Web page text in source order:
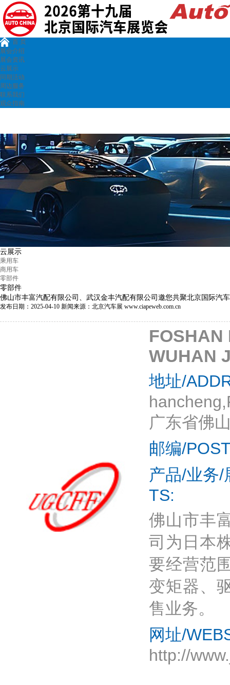
首 页
展会介绍
展会资讯
云展示
同期活动
周边服务
联系我们
观众指南
云展示
乘用车
商用车
零部件
零部件
佛山市丰富汽配有限公司、武汉金丰汽配有限公司邀您共聚北京国际汽
发布日期：2025-04-10 新闻来源：北京汽车展 www.ciapeweb.com.cn
FOSHAN
WUHAN
地址/
广东省佛
邮编/
产品/业务/
TS:
佛山市丰
司为日本
要经营范
变矩器、
售业务。
网址/
http://